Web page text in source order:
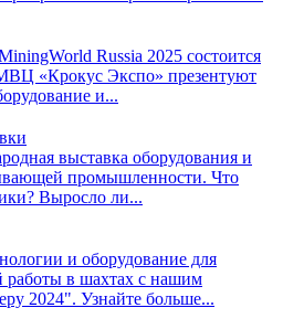
Russia 2025 состоится
«Крокус Экспо» презентуют
и...
выставка оборудования и
промышленности. Что
Выросло ли...
и оборудование для
работы в шахтах с нашим
2024". Узнайте больше...